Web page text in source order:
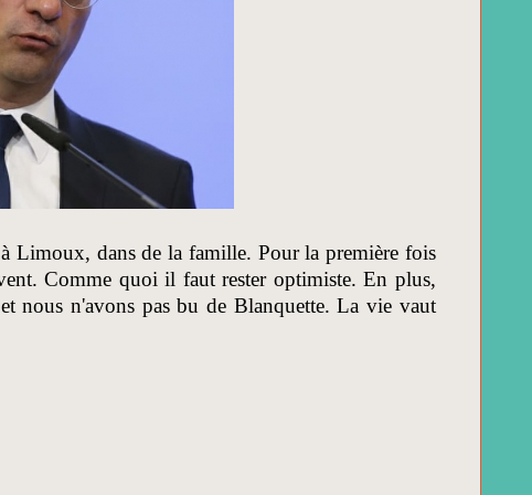
à Limoux, dans de la famille. Pour la première fois
Comme quoi il faut rester optimiste. En plus,
nous n'avons pas bu de Blanquette. La vie vaut